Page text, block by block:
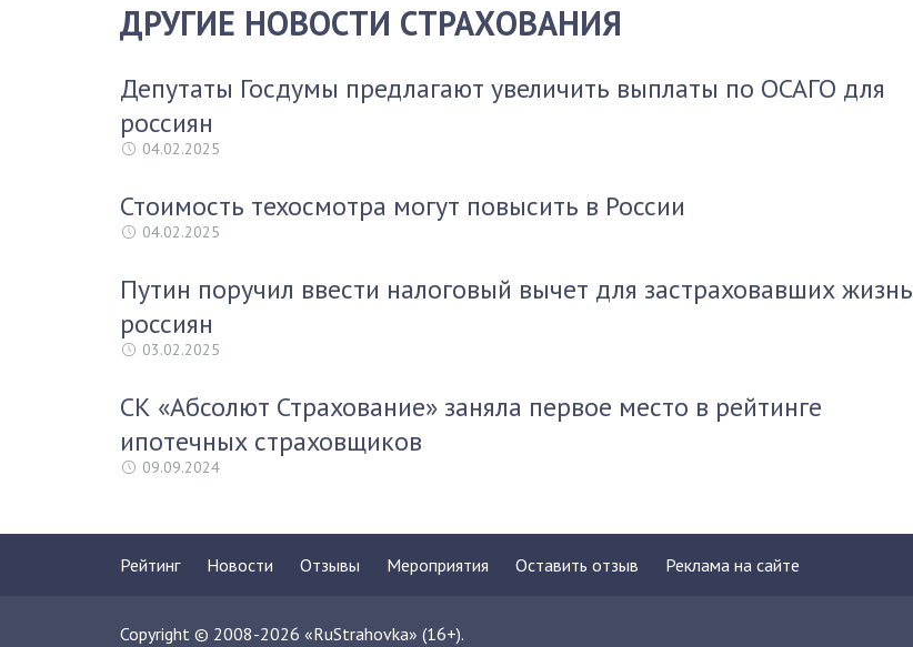
ДРУГИЕ НОВОСТИ СТРАХОВАНИЯ
Депутаты Госдумы предлагают увеличить выплаты по ОСАГО для
россиян
04.02.2025
Стоимость техосмотра могут повысить в России
04.02.2025
Путин поручил ввести налоговый вычет для застраховавших жизнь
россиян
03.02.2025
СК «Абсолют Страхование» заняла первое место в рейтинге
ипотечных страховщиков
09.09.2024
Рейтинг Новости Отзывы Мероприятия Оставить отзыв Реклама на сайте
Copyright © 2008-2026 «RuStrahovka» (16+).